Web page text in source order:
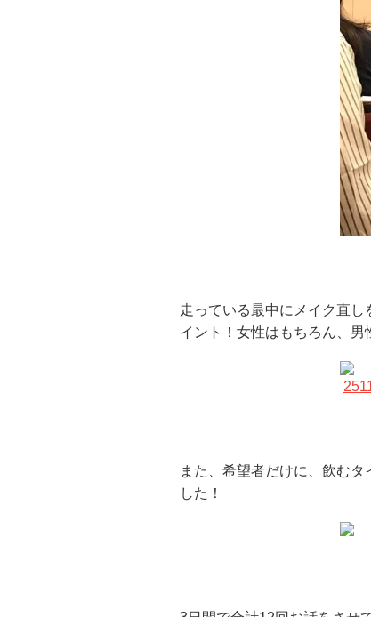
走っている最中にメイク直
イント！女性はもちろん、男
また、希望者だけに、飲む
した！